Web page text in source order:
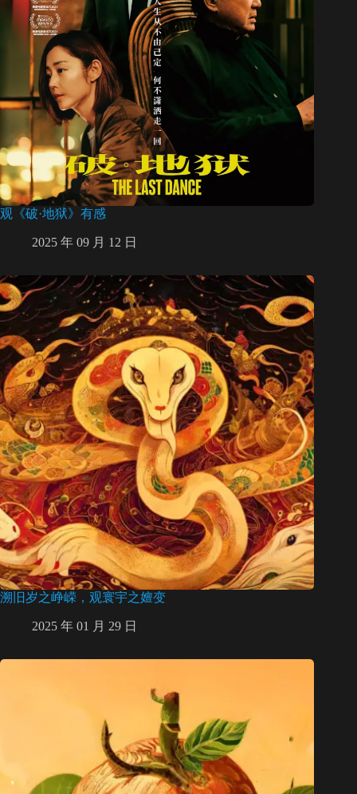
观《破·地狱》有感
2025 年 09 月 12 日
溯旧岁之峥嵘，观寰宇之嬗变
2025 年 01 月 29 日